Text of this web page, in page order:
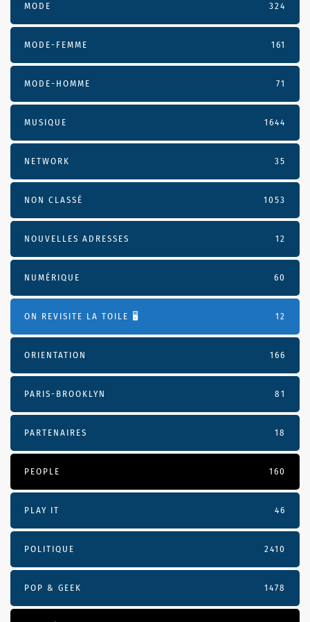
MODE 324
MODE-FEMME 161
MODE-HOMME 71
MUSIQUE 1644
NETWORK 35
NON CLASSÉ 1053
NOUVELLES ADRESSES 12
NUMÉRIQUE 60
ON REVISITE LA TOILE 🖥️ 12
ORIENTATION 166
PARIS-BROOKLYN 81
PARTENAIRES 18
PEOPLE 160
PLAY IT 46
POLITIQUE 2410
POP & GEEK 1478